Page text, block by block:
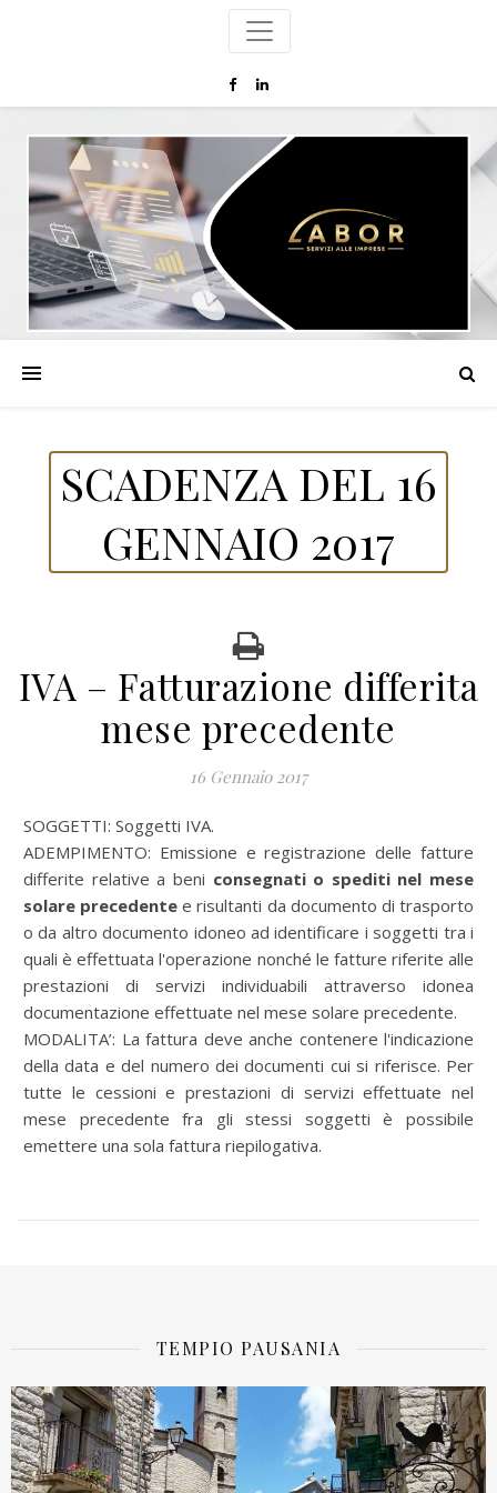
SCADENZA DEL 16
GENNAIO 2017
IVA – Fatturazione differita
mese precedente
16 Gennaio 2017
SOGGETTI: Soggetti IVA.
ADEMPIMENTO: Emissione e registrazione delle fatture
differite relative a beni consegnati o spediti nel mese
solare precedente e risultanti da documento di trasporto
o da altro documento idoneo ad identificare i soggetti tra i
quali è effettuata l'operazione nonché le fatture riferite alle
prestazioni di servizi individuabili attraverso idonea
documentazione effettuate nel mese solare precedente.
MODALITA’: La fattura deve anche contenere l'indicazione
della data e del numero dei documenti cui si riferisce. Per
tutte le cessioni e prestazioni di servizi effettuate nel
mese precedente fra gli stessi soggetti è possibile
emettere una sola fattura riepilogativa.
TEMPIO PAUSANIA